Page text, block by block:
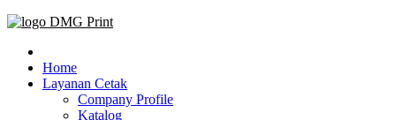
Jasa Cetak Online DMG Printing
Home
Layanan Cetak
Company Profile
Katalog